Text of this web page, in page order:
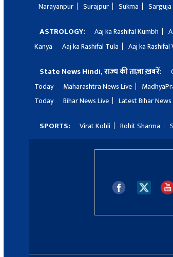
Narayanpur
Surajpur Sukma Sarguja
ASTROLOGY: Aaj ka Rashifal Kumbh
Kanya
Aaj ka Rashifal Tula Aaj ka Rashifal
State News Hindi, राज्य की ताज़ा ख़बरें:
Today
Maharashtra News Live
Today
Bihar News Live Latest Bihar
SPORTS: Virat Kohli Rohit Sharma